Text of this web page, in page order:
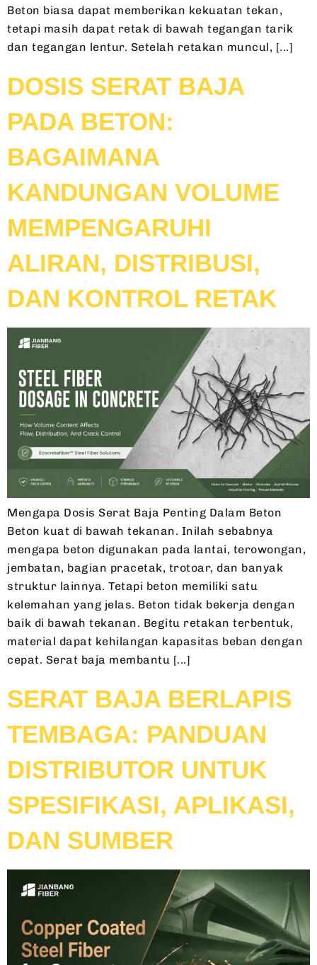
Beton biasa dapat memberikan kekuatan tekan,
tetapi masih dapat retak di bawah tegangan tarik
dan tegangan lentur. Setelah retakan muncul, [...]
DOSIS SERAT BAJA
PADA BETON:
BAGAIMANA
KANDUNGAN VOLUME
MEMPENGARUHI
ALIRAN, DISTRIBUSI,
DAN KONTROL RETAK
Mengapa Dosis Serat Baja Penting Dalam Beton
Beton kuat di bawah tekanan. Inilah sebabnya
mengapa beton digunakan pada lantai, terowongan,
jembatan, bagian pracetak, trotoar, dan banyak
struktur lainnya. Tetapi beton memiliki satu
kelemahan yang jelas. Beton tidak bekerja dengan
baik di bawah tekanan. Begitu retakan terbentuk,
material dapat kehilangan kapasitas beban dengan
cepat. Serat baja membantu [...]
SERAT BAJA BERLAPIS
TEMBAGA: PANDUAN
DISTRIBUTOR UNTUK
SPESIFIKASI, APLIKASI,
DAN SUMBER